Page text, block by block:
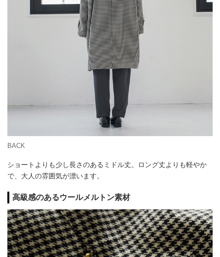
BACK
ショートよりも少し長さのあるミドル丈。ロング丈よりも軽やか
で、大人の雰囲気が漂います。
高級感のあるウールメルトン素材